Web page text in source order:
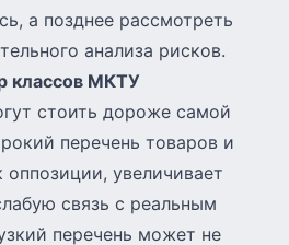
а позднее рассмотреть
анализа рисков.
классов МКТУ
стоить дороже самой
перечень товаров и
увеличивает
связь с реальным
перечень может не